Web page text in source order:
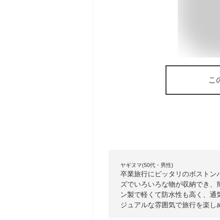
こ
ヤギヌマ(50代・男性)
卒業旅行にピッタリのボスト
ズでいろいろな物が収納でき
ン製で軽くて防水性も高く、
ジュアルな雰囲気で旅行を楽し